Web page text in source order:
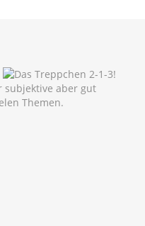
subjektive aber gut
Themen.